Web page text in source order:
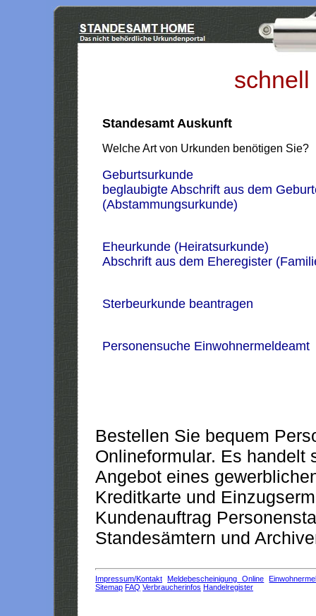
Standesamt Auskunft
Welche Art von Urkunden benötigen Sie?
Geburtsurkunde
beglaubigte Abschrift aus dem
(Abstammungsurkunde)
Eheurkunde (Heiratsurkunde)
Abschrift aus dem Eheregister
Sterbeurkunde beantragen
Personensuche Einwohnermeldeamt
Bestellen Sie bequem
Onlineformular. Es handelt
Angebot eines
Kreditkarte und
Kundenauftrag
Standesämtern und
Impressum/Kontakt Meldebescheinigung Online
Sitemap FAQ Verbraucherinfos Handelregister